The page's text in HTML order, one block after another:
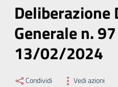
Generale n.
13/02/2024
Condividi Vedi azioni